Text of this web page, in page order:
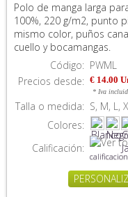
Polo de manga larga
100%, 220 g/m2, punto
mismo color, puños
cuello y bocamangas.
Código: PWML
Precios desde: € 14.00
* Iva
Talla o medida: S, M, L,
Colores:
Calificación: